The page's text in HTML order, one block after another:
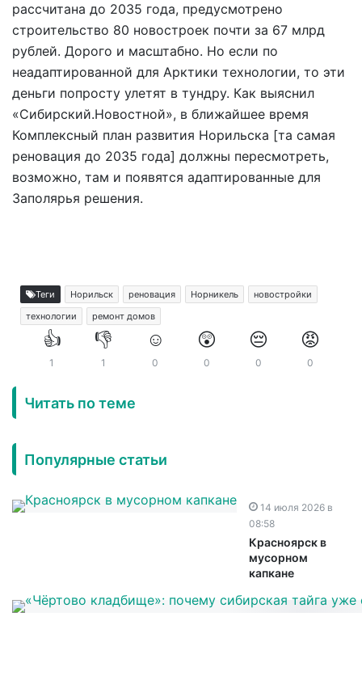
рассчитана до 2035 года, предусмотрено
строительство 80 новостроек почти за 67 млрд
рублей. Дорого и масштабно. Но если по
неадаптированной для Арктики технологии, то эти
деньги попросту улетят в тундру. Как выяснил
«Сибирский.Новостной», в ближайшее время
Комплексный план развития Норильска [та самая
реновация до 2035 года] должны пересмотреть,
возможно, там и появятся адаптированные для
Заполярья решения.
Теги Норильск реновация Норникель
новостройки
технологии
ремонт домов
👍
1
👎
1
☺️
0
😲
0
😔
0
😡
0
Читать по теме
Популярные статьи
14 июля 2026 в
08:58
Красноярск в
мусорном
капкане